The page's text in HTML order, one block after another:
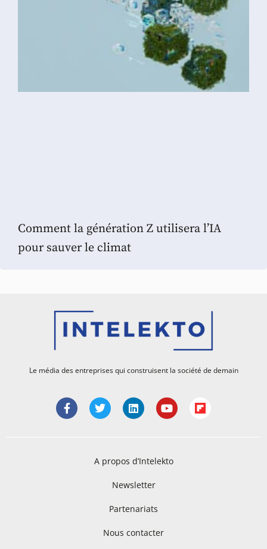
Comment la génération Z utilisera l’IA
pour sauver le climat
Le média des entreprises qui construisent la société de demain
A propos d’Intelekto
Newsletter
Partenariats
Nous contacter